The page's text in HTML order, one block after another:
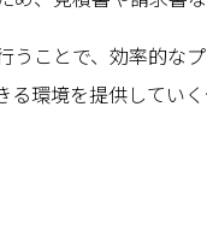
ことで、効率的な
環境を提供してい